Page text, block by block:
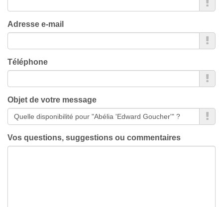
Adresse e-mail
Téléphone
Objet de votre message
Vos questions, suggestions ou commentaires